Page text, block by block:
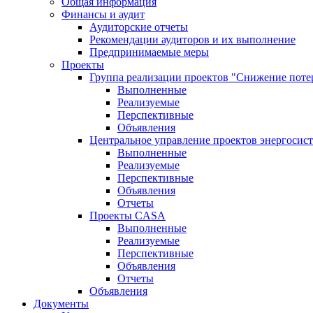
Финансы и аудит
Аудиторские отчеты
Рекомендации аудиторов и их выполнение
Предпринимаемые меры
Проекты
Группа реализации проектов "Снижение
Выполненные
Реализуемые
Перспективные
Объявления
Центральное управление проектов
Выполненные
Реализуемые
Перспективные
Объявления
Отчеты
Проекты CASA
Выполненные
Реализуемые
Перспективные
Объявления
Отчеты
Объявления
Документы